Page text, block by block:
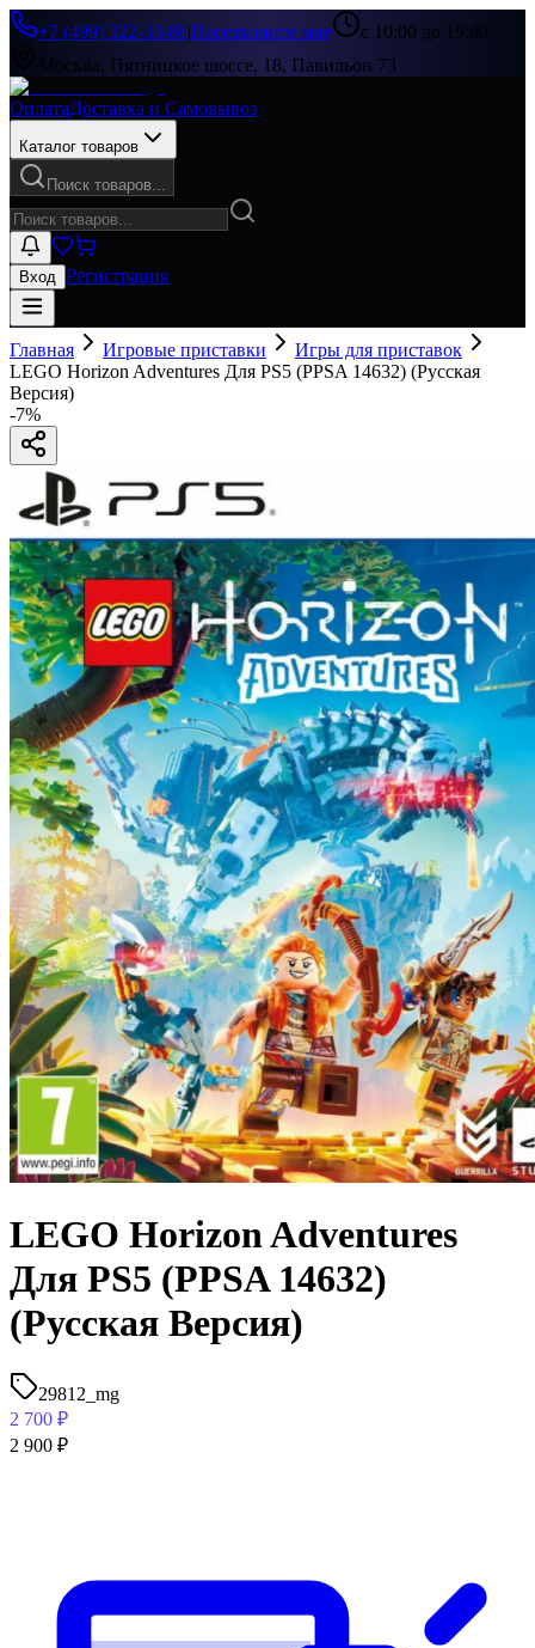
+7 (499) 322-33-86|Перезвоните мне
с 10:00 до 19:00
Москва, Пятницкое шоссе, 18, Павильон 73
ОплатаДоставка и Самовывоз
Каталог товаров
Поиск товаров...
Вход Регистрация
Главная Игровые приставки
Игры для приставок
LEGO Horizon Adventures Для PS5 (PPSA 14632) (Русская
Версия)
-7%
LEGO Horizon Adventures
Для PS5 (PPSA 14632)
(Русская Версия)
29812_mg
2 700 ₽
2 900 ₽